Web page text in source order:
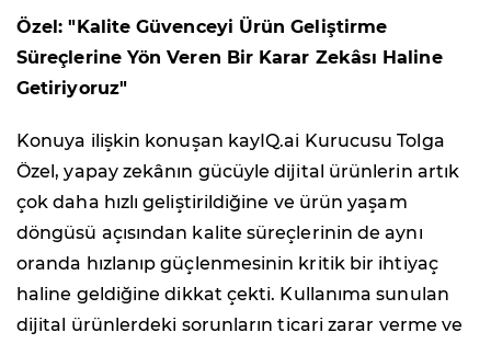
Özel: "Kalite Güvenceyi Ürün Geliştirme
Süreçlerine Yön Veren Bir Karar Zekâsı Haline
Getiriyoruz"
Konuya ilişkin konuşan kayIQ.ai Kurucusu Tolga
Özel, yapay zekânın gücüyle dijital ürünlerin artık
çok daha hızlı geliştirildiğine ve ürün yaşam
döngüsü açısından kalite süreçlerinin de aynı
oranda hızlanıp güçlenmesinin kritik bir ihtiyaç
haline geldiğine dikkat çekti. Kullanıma sunulan
dijital ürünlerdeki sorunların ticari zarar verme ve